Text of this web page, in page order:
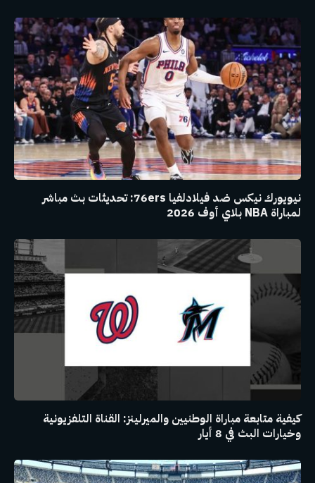
نيويورك نيكس ضد فيلادلفيا 76ers: تحديثات بث مباشر
لمباراة NBA بلاي أوف 2026
كيفية متابعة مباراة الوطنيين والميرلينز: القناة التلفزيونية
وخيارات البث في 8 أيار